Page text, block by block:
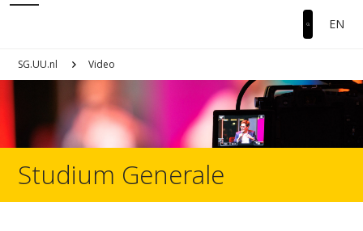
EN
SG.UU.nl Video
Studium Generale